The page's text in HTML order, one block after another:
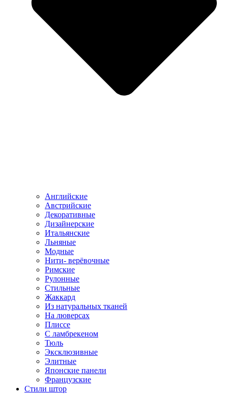
Английские
Австрийские
Декоративные
Дизайнерские
Итальянские
Льняные
Модные
Нити- верёвочные
Римские
Рулонные
Стильные
Жаккард
Из натуральных тканей
На люверсах
Плиссе
С ламбрекеном
Тюль
Эксклюзивные
Элитные
Японские панели
Французские
Стили штор